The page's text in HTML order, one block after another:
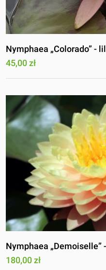
Nymphaea „Colorado” -
45,00 zł
Nymphaea „Demoiselle”
180,00 zł